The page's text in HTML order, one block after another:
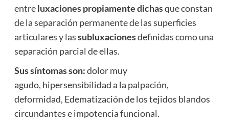
entreluxaciones propiamente dichasque constan
de la separación permanente de las superficies
articulares y lassubluxacionesdefinidas como una
separación parcial de ellas.
Sus síntomas son:dolor muy
agudo, hipersensibilidad a la palpación,
deformidad, Edematización de los tejidos blandos
circundantes e impotencia funcional.